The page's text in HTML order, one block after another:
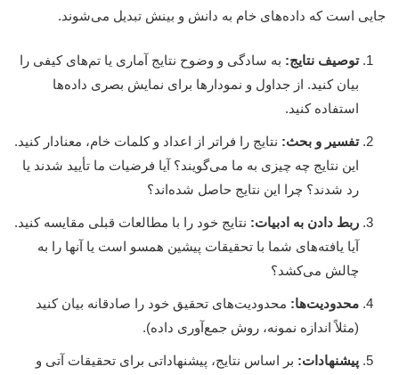
جایی است که داده‌های خام به دانش و بینش تبدیل می‌شوند.
توصیف نتایج: به سادگی و وضوح نتایج آماری یا تم‌های کیفی را
بیان کنید. از جداول و نمودارها برای نمایش بصری داده‌ها
استفاده کنید.
تفسیر و بحث: نتایج را فراتر از اعداد و کلمات خام، معنادار کنید.
این نتایج چه چیزی به ما می‌گویند؟ آیا فرضیات ما تأیید شدند یا
رد شدند؟ چرا این نتایج حاصل شده‌اند؟
ربط دادن به ادبیات: نتایج خود را با مطالعات قبلی مقایسه کنید.
آیا یافته‌های شما با تحقیقات پیشین همسو است یا آنها را به
چالش می‌کشد؟
محدودیت‌ها: محدودیت‌های تحقیق خود را صادقانه بیان کنید
(مثلاً اندازه نمونه، روش جمع‌آوری داده).
پیشنهادات: بر اساس نتایج، پیشنهاداتی برای تحقیقات آتی و